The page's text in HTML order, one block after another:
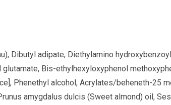
Dibutyl adipate, Diethylamino
Bis-ethylhexyloxyphenol
Phenethyl alcohol, Acrylates/beheneth-25
amygdalus dulcis (Sweet almond) oil,